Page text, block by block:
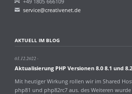
service@creativenet.de
AKTUELL IM BLOG
01.12.2022
Aktualisierung PHP Versionen 8.0 8.1 und
Mit heutiger Wirkung rollen wir im Shared
php81 und php82rc7 aus. des Weiteren